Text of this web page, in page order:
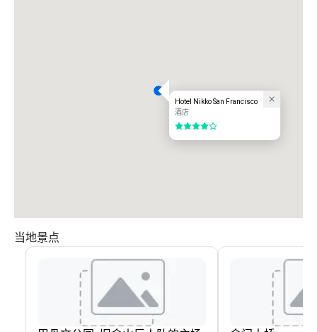
Hotel Nikko San Francisco
酒店
4/5
当地景点